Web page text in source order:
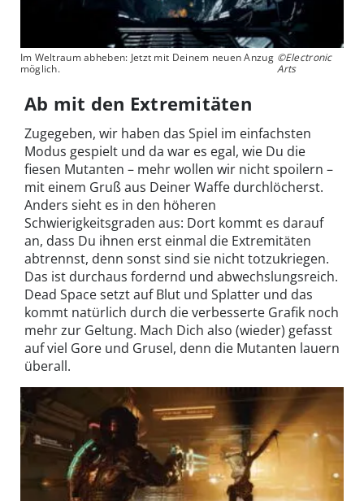
Im Weltraum abheben: Jetzt mit Deinem neuen Anzug
möglich.
©Electronic
Arts
Ab mit den Extremitäten
Zugegeben, wir haben das Spiel im einfachsten
Modus gespielt und da war es egal, wie Du die
fiesen Mutanten – mehr wollen wir nicht spoilern –
mit einem Gruß aus Deiner Waffe durchlöcherst.
Anders sieht es in den höheren
Schwierigkeitsgraden aus: Dort kommt es darauf
an, dass Du ihnen erst einmal die Extremitäten
abtrennst, denn sonst sind sie nicht totzukriegen.
Das ist durchaus fordernd und abwechslungsreich.
Dead Space setzt auf Blut und Splatter und das
kommt natürlich durch die verbesserte Grafik noch
mehr zur Geltung. Mach Dich also (wieder) gefasst
auf viel Gore und Grusel, denn die Mutanten lauern
überall.